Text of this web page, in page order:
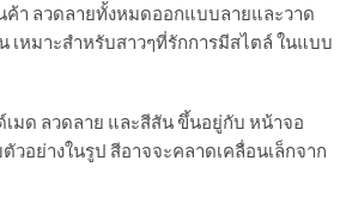
า ลวดลายทั้งหมดออกแบบลายและวาด
หมาะสำหรับสาวๆที่รักการมีสไตล์ ในแบบ
มด ลวดลาย และสีสัน ขึ้นอยู่กับ หน้าจอ
วอย่างในรูป สีอาจจะคลาดเคลื่อนเล็กจาก